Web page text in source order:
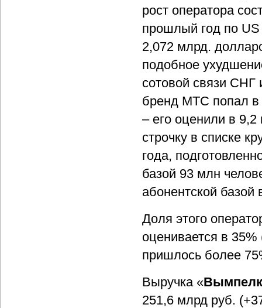
рост оператора
прошлый год по
2,072 млрд.
подобное
сотовой связи СНГ
бренд МТС попал в
– его оценили в
строчку в списке
года,
базой 93 млн
абонентской базой
Доля этого
оценивается в
пришлось более
Выручка «
251,6 млрд руб.